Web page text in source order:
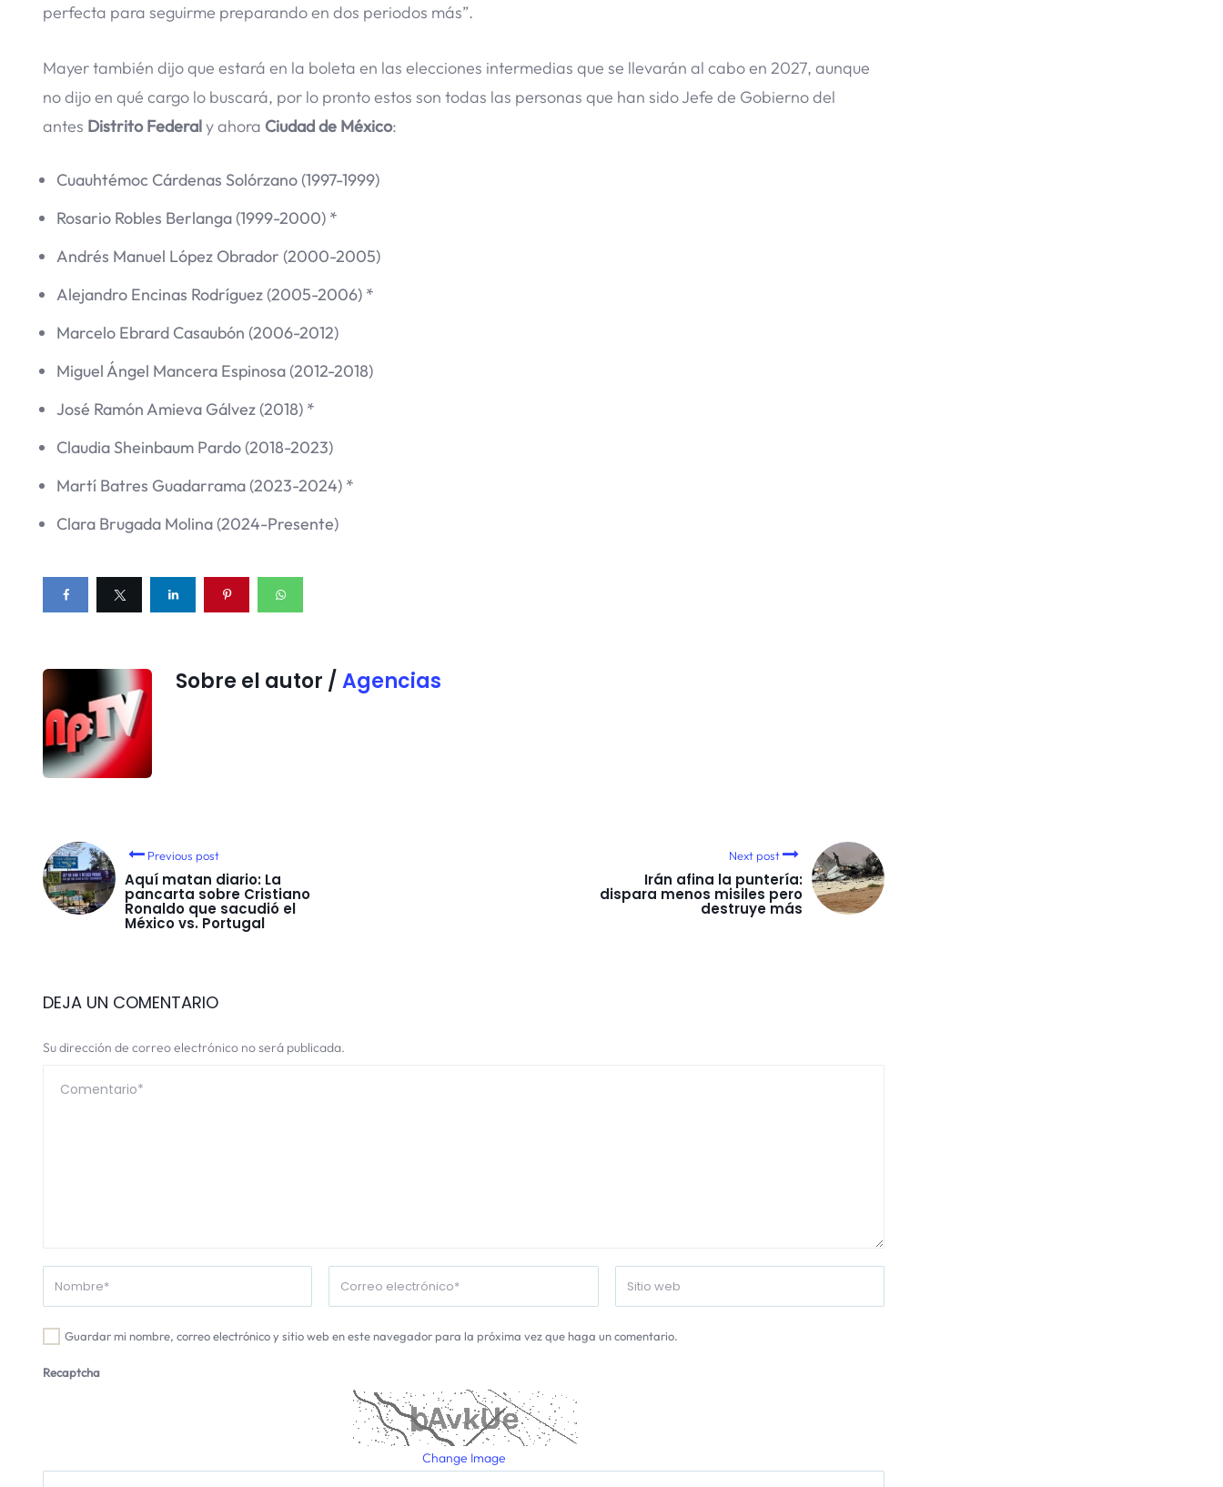
perfecta para seguirme preparando en dos periodos más”.
Mayer también dijo que estará en la boleta en las elecciones intermedias que se llevarán al cabo en 2027, aunque
no dijo en qué cargo lo buscará, por lo pronto estos son todas las personas que han sido Jefe de Gobierno del
antes Distrito Federaly ahora Ciudad de México:
Cuauhtémoc Cárdenas Solórzano (1997-1999)
Rosario Robles Berlanga (1999-2000) *
Andrés Manuel López Obrador (2000-2005)
Alejandro Encinas Rodríguez (2005-2006) *
Marcelo Ebrard Casaubón (2006-2012)
Miguel Ángel Mancera Espinosa (2012-2018)
José Ramón Amieva Gálvez (2018) *
Claudia Sheinbaum Pardo (2018-2023)
Martí Batres Guadarrama (2023-2024) *
Clara Brugada Molina (2024-Presente)
Sobre el autor / Agencias
Previous post
Aquí matan diario: La
pancarta sobre Cristiano
Ronaldo que sacudió el
México vs. Portugal
Next post
Irán afina la puntería:
dispara menos misiles pero
destruye más
DEJA UN COMENTARIO
Su dirección de correo electrónico no será publicada.
Guardar mi nombre, correo electrónico y sitio web en este navegador para la próxima vez que haga un comentario.
Recaptcha
Change Image